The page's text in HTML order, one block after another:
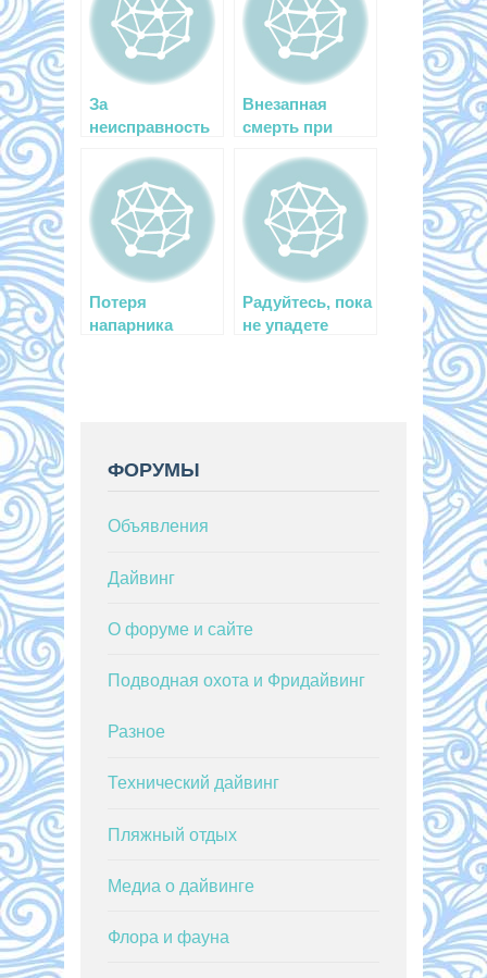
За
неисправность
можно
поплатиться
жизнью
Внезапная
смерть при
Потеря
напарника
Радуйтесь, пока
не упадете
ФОРУМЫ
Объявления
Дайвинг
О форуме и сайте
Подводная охота и Фридайвинг
Разное
Технический дайвинг
Пляжный отдых
Медиа о дайвинге
Флора и фауна